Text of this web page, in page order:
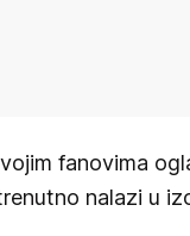
fanovima
nalazi u